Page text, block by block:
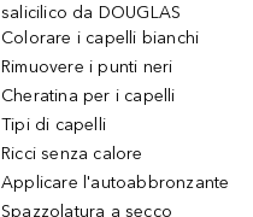
salicilico da DOUGLAS
Colorare i capelli bianchi
Rimuovere i punti neri
Cheratina per i capelli
Tipi di capelli
Ricci senza calore
Applicare l'autoabbronzante
Spazzolatura a secco